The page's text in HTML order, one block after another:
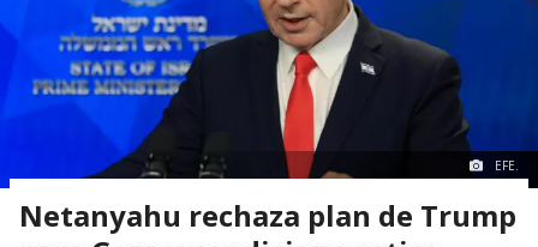
EFE.
Netanyahu rechaza plan de Trump